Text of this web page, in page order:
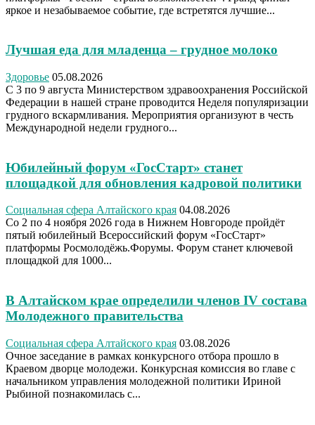
яркое и незабываемое событие, где встретятся лучшие...
Лучшая еда для младенца – грудное молоко
Здоровье 05.08.2026
С 3 по 9 августа Министерством здравоохранения Российской
Федерации в нашей стране проводится Неделя популяризации
грудного вскармливания. Мероприятия организуют в честь
Международной недели грудного...
Юбилейный форум «ГосСтарт» станет
площадкой для обновления кадровой политики
Социальная сфера Алтайского края 04.08.2026
Со 2 по 4 ноября 2026 года в Нижнем Новгороде пройдёт
пятый юбилейный Всероссийский форум «ГосСтарт»
платформы Росмолодёжь.Форумы. Форум станет ключевой
площадкой для 1000...
В Алтайском крае определили членов IV состава
Молодежного правительства
Социальная сфера Алтайского края 03.08.2026
Очное заседание в рамках конкурсного отбора прошло в
Краевом дворце молодежи. Конкурсная комиссия во главе с
начальником управления молодежной политики Ириной
Рыбиной познакомилась с...